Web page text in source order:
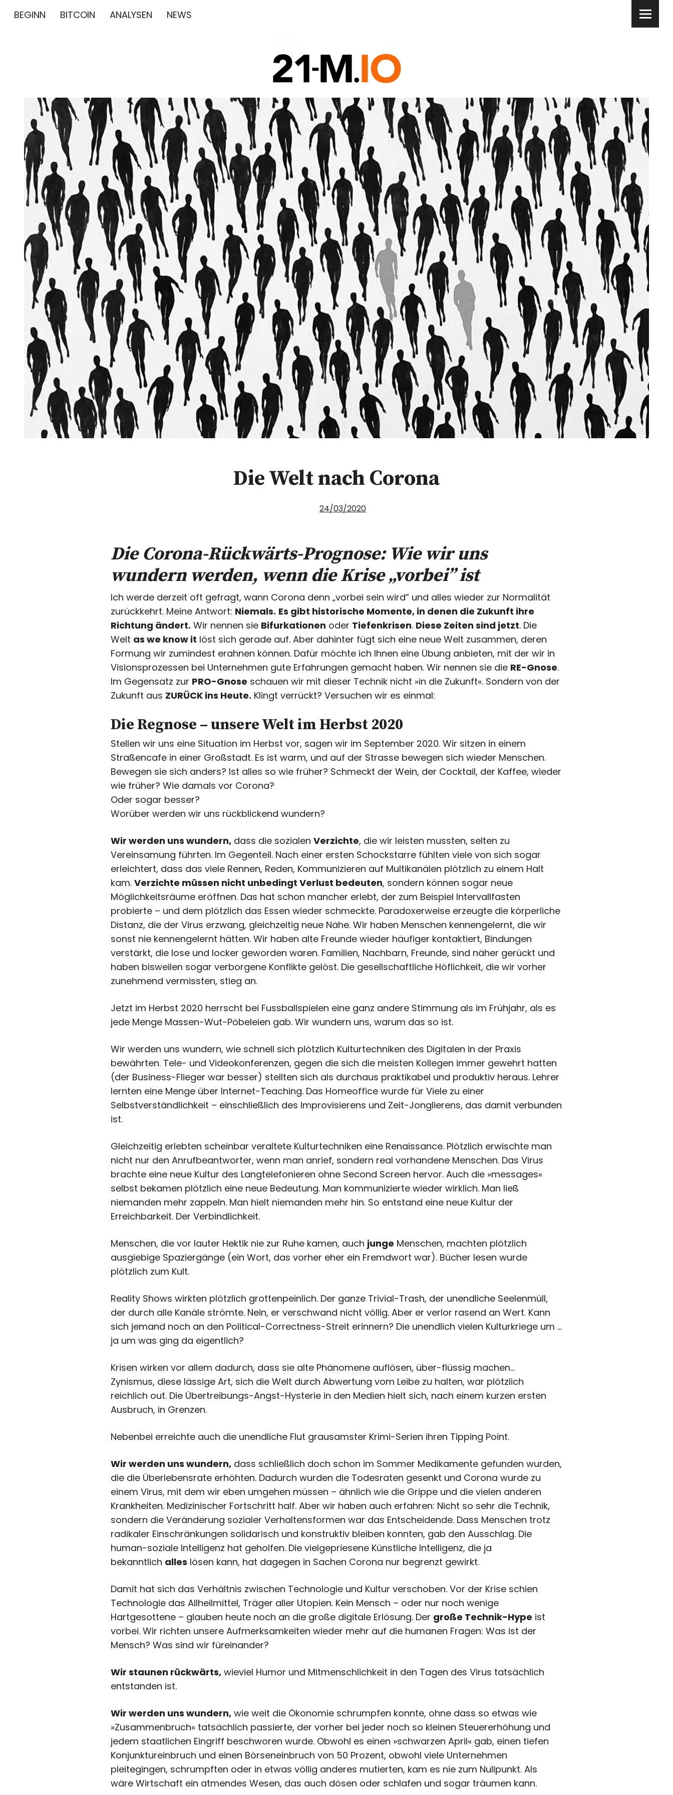
BEGINN BITCOIN ANALYSEN NEWS
∞/21M BITCOIN
BITCOIN GESCHICHTE NEWS CRYPTO BTC BLOG
Die Welt nach Corona
24/03/2020
Die Corona-Rückwärts-Prognose: Wie wir uns
wundern werden, wenn die Krise „vorbei” ist
Ich werde derzeit oft gefragt, wann Corona denn „vorbei sein wird” und alles wieder zur Normalität
zurückkehrt. Meine Antwort: Niemals. Es gibt historische Momente, in denen die Zukunft ihre
Richtung ändert. Wir nennen sie Bifurkationen oder Tiefenkrisen. Diese Zeiten sind jetzt. Die
Welt as we know it löst sich gerade auf. Aber dahinter fügt sich eine neue Welt zusammen, deren
Formung wir zumindest erahnen können. Dafür möchte ich Ihnen eine Übung anbieten, mit der wir in
Visionsprozessen bei Unternehmen gute Erfahrungen gemacht haben. Wir nennen sie die RE-Gnose.
Im Gegensatz zur PRO-Gnose schauen wir mit dieser Technik nicht »in die Zukunft«. Sondern von der
Zukunft aus ZURÜCK ins Heute. Klingt verrückt? Versuchen wir es einmal:
Die Regnose – unsere Welt im Herbst 2020
Stellen wir uns eine Situation im Herbst vor, sagen wir im September 2020. Wir sitzen in einem
Straßencafe in einer Großstadt. Es ist warm, und auf der Strasse bewegen sich wieder Menschen.
Bewegen sie sich anders? Ist alles so wie früher? Schmeckt der Wein, der Cocktail, der Kaffee, wieder
wie früher? Wie damals vor Corona?
Oder sogar besser?
Worüber werden wir uns rückblickend wundern?
Wir werden uns wundern, dass die sozialenVerzichte, die wir leisten mussten, selten zu
Vereinsamung führten. Im Gegenteil. Nach einer ersten Schockstarre fühlten viele von sich sogar
erleichtert, dass das viele Rennen, Reden, Kommunizieren auf Multikanälen plötzlich zu einem Halt
kam.Verzichte müssen nicht unbedingt Verlust bedeuten, sondern können sogar neue
Möglichkeitsräume eröffnen. Das hat schon mancher erlebt, der zum Beispiel Intervallfasten
probierte – und dem plötzlich das Essen wieder schmeckte. Paradoxerweise erzeugte die körperliche
Distanz, die der Virus erzwang, gleichzeitig neue Nähe. Wir haben Menschen kennengelernt, die wir
sonst nie kennengelernt hätten. Wir haben alte Freunde wieder häufiger kontaktiert, Bindungen
verstärkt, die lose und locker geworden waren. Familien, Nachbarn, Freunde, sind näher gerückt und
haben bisweilen sogar verborgene Konflikte gelöst. Die gesellschaftliche Höflichkeit, die wir vorher
zunehmend vermissten, stieg an.
Jetzt im Herbst 2020 herrscht bei Fussballspielen eine ganz andere Stimmung als im Frühjahr, als es
jede Menge Massen-Wut-Pöbeleien gab. Wir wundern uns, warum das so ist.
Wir werden uns wundern, wie schnell sich plötzlich Kulturtechniken des Digitalen in der Praxis
bewährten. Tele- und Videokonferenzen, gegen die sich die meisten Kollegen immer gewehrt hatten
(der Business-Flieger war besser) stellten sich als durchaus praktikabel und produktiv heraus. Lehrer
lernten eine Menge über Internet-Teaching. Das Homeoffice wurde für Viele zu einer
Selbstverständlichkeit – einschließlich des Improvisierens und Zeit-Jonglierens, das damit verbunden
ist.
Gleichzeitig erlebten scheinbar veraltete Kulturtechniken eine Renaissance. Plötzlich erwischte man
nicht nur den Anrufbeantworter, wenn man anrief, sondern real vorhandene Menschen. Das Virus
brachte eine neue Kultur des Langtelefonieren ohne Second Screen hervor. Auch die »messages«
selbst bekamen plötzlich eine neue Bedeutung. Man kommunizierte wieder wirklich. Man ließ
niemanden mehr zappeln. Man hielt niemanden mehr hin. So entstand eine neue Kultur der
Erreichbarkeit. Der Verbindlichkeit.
Menschen, die vor lauter Hektik nie zur Ruhe kamen, auch junge Menschen, machten plötzlich
ausgiebige Spaziergänge (ein Wort, das vorher eher ein Fremdwort war). Bücher lesen wurde
plötzlich zum Kult.
Reality Shows wirkten plötzlich grottenpeinlich. Der ganze Trivial-Trash, der unendliche Seelenmüll,
der durch alle Kanäle strömte. Nein, er verschwand nicht völlig. Aber er verlor rasend an Wert. Kann
sich jemand noch an den Political-Correctness-Streit erinnern? Die unendlich vielen Kulturkriege um …
ja um was ging da eigentlich?
Krisen wirken vor allem dadurch, dass sie alte Phänomene auflösen, über-flüssig machen…
Zynismus, diese lässige Art, sich die Welt durch Abwertung vom Leibe zu halten, war plötzlich
reichlich out. Die Übertreibungs-Angst-Hysterie in den Medien hielt sich, nach einem kurzen ersten
Ausbruch, in Grenzen.
Nebenbei erreichte auch die unendliche Flut grausamster Krimi-Serien ihren Tipping Point.
Wir werden uns wundern, dass schließlich doch schon im Sommer Medikamente gefunden wurden,
die die Überlebensrate erhöhten. Dadurch wurden die Todesraten gesenkt und Corona wurde zu
einem Virus, mit dem wir eben umgehen müssen – ähnlich wie die Grippe und die vielen anderen
Krankheiten. Medizinischer Fortschritt half. Aber wir haben auch erfahren: Nicht so sehr die Technik,
sondern die Veränderung sozialer Verhaltensformen war das Entscheidende. Dass Menschen trotz
radikaler Einschränkungen solidarisch und konstruktiv bleiben konnten, gab den Ausschlag. Die
human-soziale Intelligenz hat geholfen. Die vielgepriesene Künstliche Intelligenz, die ja
bekanntlich alles lösen kann, hat dagegen in Sachen Corona nur begrenzt gewirkt.
Damit hat sich das Verhältnis zwischen Technologie und Kultur verschoben. Vor der Krise schien
Technologie das Allheilmittel, Träger aller Utopien. Kein Mensch – oder nur noch wenige
Hartgesottene – glauben heute noch an die große digitale Erlösung. Der große Technik-Hype ist
vorbei. Wir richten unsere Aufmerksamkeiten wieder mehr auf die humanen Fragen: Was ist der
Mensch? Was sind wir füreinander?
Wir staunen rückwärts, wieviel Humor und Mitmenschlichkeit in den Tagen des Virus tatsächlich
entstanden ist.
Wir werden uns wundern, wie weit die Ökonomie schrumpfen konnte, ohne dass so etwas wie
»Zusammenbruch« tatsächlich passierte, der vorher bei jeder noch so kleinen Steuererhöhung und
jedem staatlichen Eingriff beschworen wurde. Obwohl es einen »schwarzen April« gab, einen tiefen
Konjunktureinbruch und einen Börseneinbruch von 50 Prozent, obwohl viele Unternehmen
pleitegingen, schrumpften oder in etwas völlig anderes mutierten, kam es nie zum Nullpunkt. Als
wäre Wirtschaft ein atmendes Wesen, das auch dösen oder schlafen und sogar träumen kann.